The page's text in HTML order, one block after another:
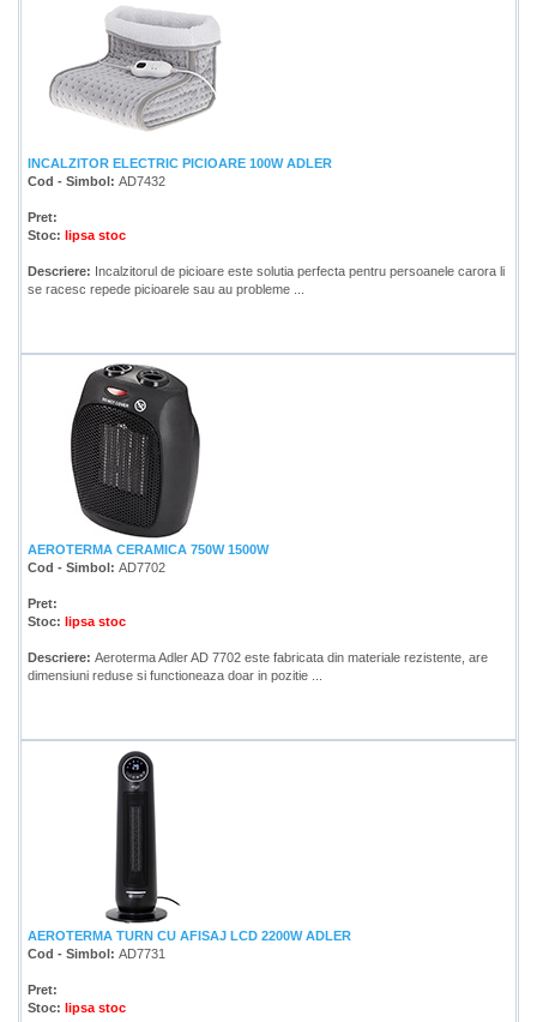
INCALZITOR ELECTRIC PICIOARE 100W ADLER
Cod - Simbol: AD7432
Pret:
Stoc: lipsa stoc
Descriere: Incalzitorul de picioare este solutia perfecta pentru persoanele carora li
se racesc repede picioarele sau au probleme ...
AEROTERMA CERAMICA 750W 1500W
Cod - Simbol: AD7702
Pret:
Stoc: lipsa stoc
Descriere: Aeroterma Adler AD 7702 este fabricata din materiale rezistente, are
dimensiuni reduse si functioneaza doar in pozitie ...
AEROTERMA TURN CU AFISAJ LCD 2200W ADLER
Cod - Simbol: AD7731
Pret:
Stoc: lipsa stoc